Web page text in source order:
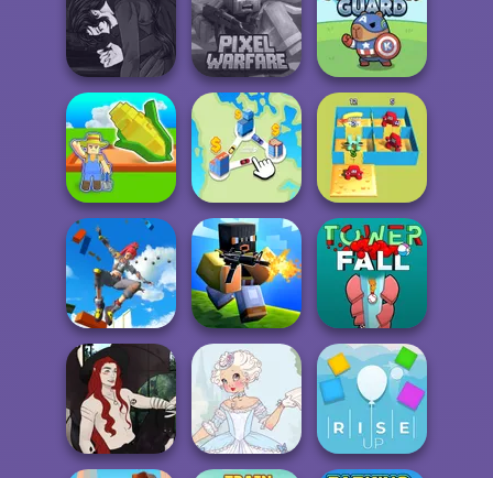
Om Nom Run
Post Apocalyptic
Truck Trial
Om Nom Tower
3D
Manga Creator
Vampire Hunter
P...
Minecraft Pixel
Warfare
Avenger Guard
My Garden
Journey
State Connect
Alphabet Lore
Maze
Only Up 3D
Parkour Go
Ascend
Poxel.io Tower Fall